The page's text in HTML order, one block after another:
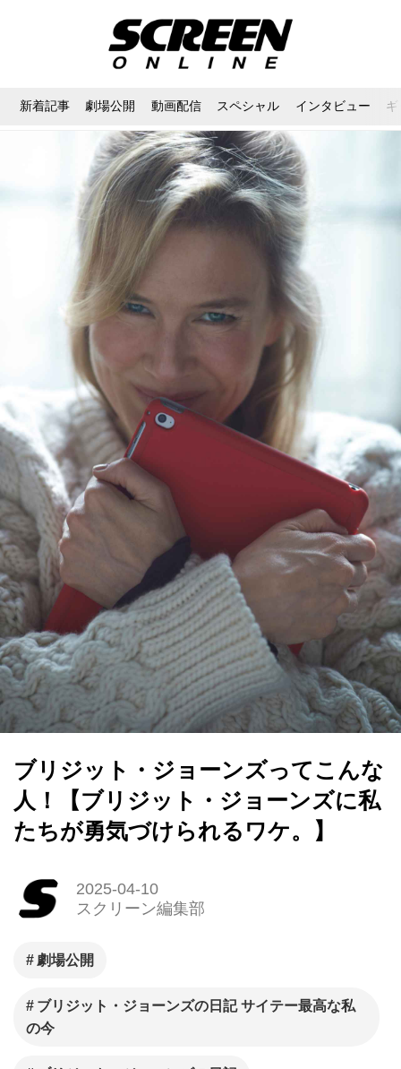
新着記事 劇場公開 動画配信 スペシャル インタビュー
ブリジット・ジョーンズってこんな
人！【ブリジット・ジョーンズに私
たちが勇気づけられるワケ。】
2025-04-10
スクリーン編集部
劇場公開
ブリジット・ジョーンズの日記 サイテー最高な私
の今